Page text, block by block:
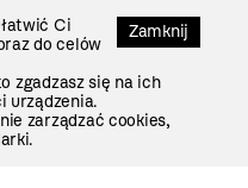
Zamknij
Ci
do celów
zgadzasz się na ich
urządzenia.
zarządzać cookies,